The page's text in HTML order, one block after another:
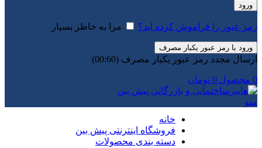
ورود
رمز عبور را فراموش کرده اید؟ مرا به خاطر بسپار
ورود با رمز عبور یکبار مصرف
ارسال مجدد رمز عبور یکبار مصرف (00:
60
)
0 محصول 0 تومان
منو
خانه
فروشگاه اینترنتی پیش بین
دسته بندی محصولات